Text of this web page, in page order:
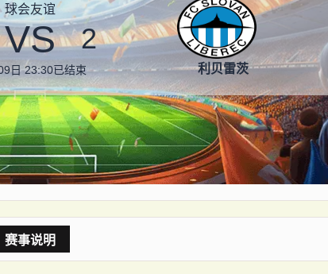
球会友谊
VS 2
日 23:30已结束 利贝雷茨
赛事说明